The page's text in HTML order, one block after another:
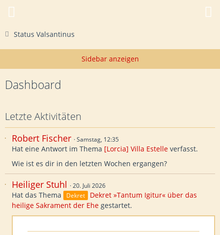
Status Valsantinus
Dashboard
Letzte Aktivitäten
Robert Fischer Samstag, 12:35
Hat eine Antwort im Thema [Lorcia] Villa Estelle verfasst.
Wie ist es dir in den letzten Wochen ergangen?
Heiliger Stuhl 20. Juli 2026
Hat das Thema Dekret
Dekret »Tantum Igitur« über das
heilige Sakrament der Ehe gestartet.